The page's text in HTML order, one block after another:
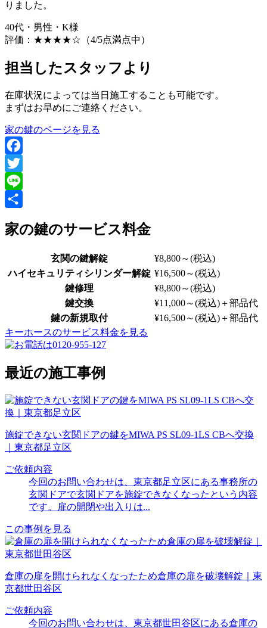
りました。
40代・男性・K様
評価： ★★★★☆ （4/5点満点中）
担当したスタッフより
在庫状況によっては当日施工することも可能です。
まずはお早めにご連絡ください。
家の鍵のページを見る
Facebook
Twitter
Line
有
家の鍵のサービス料金
玄関の鍵解錠 ¥8,800～(税込)
ハイセキュリティシリンダー解錠 ¥16,500～(税込)
鍵修理
¥8,800～(税込)
鍵交換
¥11,000～(税込)＋部品代
鍵の新規取付
¥16,500～(税込)＋部品代
キーホースのサービス料金を見る
最近の施工事例
施錠できない玄関ドアの鍵をMIWA PS SL09-1LS CBへ交換
｜東京都足立区
ご依頼内容
今回のお問い合わせは、東京都足立区にある事務所の
玄関ドアで玄関ドアを施錠できなくなったという内容
です。扉の開閉や出入りは...
この事例を見る
倉庫の扉を開けられなくなったため倉庫の扉を破壊解錠｜東
京都世田谷区
ご依頼内容
今回のお問い合わせは、東京都世田谷区にある倉庫の